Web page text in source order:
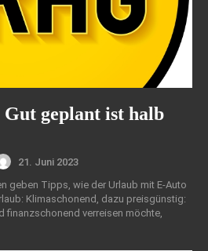
geplant ist halb
21. Juni 2023
geben Tipps, wie der Urlaub mit E-Auto
finanzschonend verreisen möchte,